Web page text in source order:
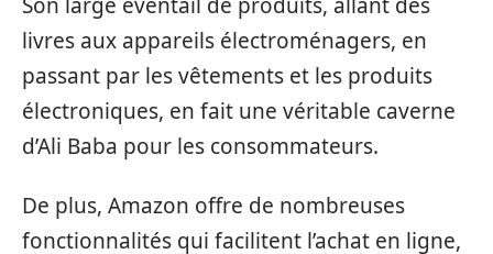
livres aux appareils électroménagers, en
passant par les vêtements et les produits
électroniques, en fait une véritable caverne
d’Ali Baba pour les consommateurs.
De plus, Amazon offre de nombreuses
fonctionnalités qui facilitent l’achat en ligne,